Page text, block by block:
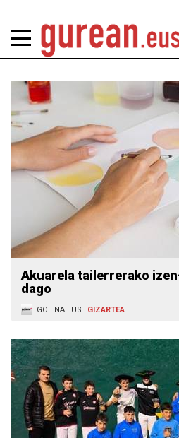
Akuarela tailerrerako
dago
GOIENA.EUS GIZARTEA